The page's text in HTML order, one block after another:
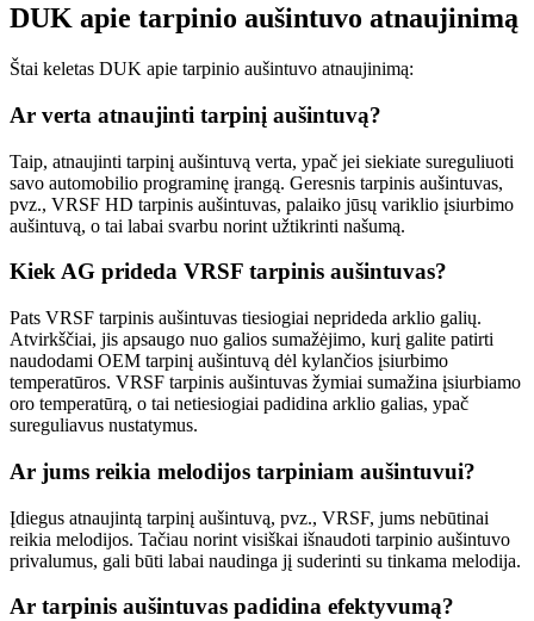
DUK apie tarpinio aušintuvo atnaujinimą
Štai keletas DUK apie tarpinio aušintuvo atnaujinimą:
Ar verta atnaujinti tarpinį aušintuvą?
Taip, atnaujinti tarpinį aušintuvą verta, ypač jei siekiate sureguliuoti
savo automobilio programinę įrangą. Geresnis tarpinis aušintuvas,
pvz., VRSF HD tarpinis aušintuvas, palaiko jūsų variklio įsiurbimo
aušintuvą, o tai labai svarbu norint užtikrinti našumą.
Kiek AG prideda VRSF tarpinis aušintuvas?
Pats VRSF tarpinis aušintuvas tiesiogiai neprideda arklio galių.
Atvirkščiai, jis apsaugo nuo galios sumažėjimo, kurį galite patirti
naudodami OEM tarpinį aušintuvą dėl kylančios įsiurbimo
temperatūros. VRSF tarpinis aušintuvas žymiai sumažina įsiurbiamo
oro temperatūrą, o tai netiesiogiai padidina arklio galias, ypač
sureguliavus nustatymus.
Ar jums reikia melodijos tarpiniam aušintuvui?
Įdiegus atnaujintą tarpinį aušintuvą, pvz., VRSF, jums nebūtinai
reikia melodijos. Tačiau norint visiškai išnaudoti tarpinio aušintuvo
privalumus, gali būti labai naudinga jį suderinti su tinkama melodija.
Ar tarpinis aušintuvas padidina efektyvumą?